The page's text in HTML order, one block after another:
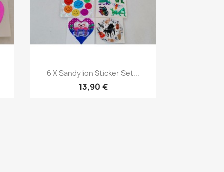
6 X Sandylion Sticker Set...
13,90 €